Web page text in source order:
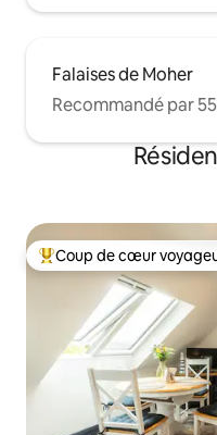
Falaises de Moher
Recommandé par
Coups de cœur
Coup de cœur